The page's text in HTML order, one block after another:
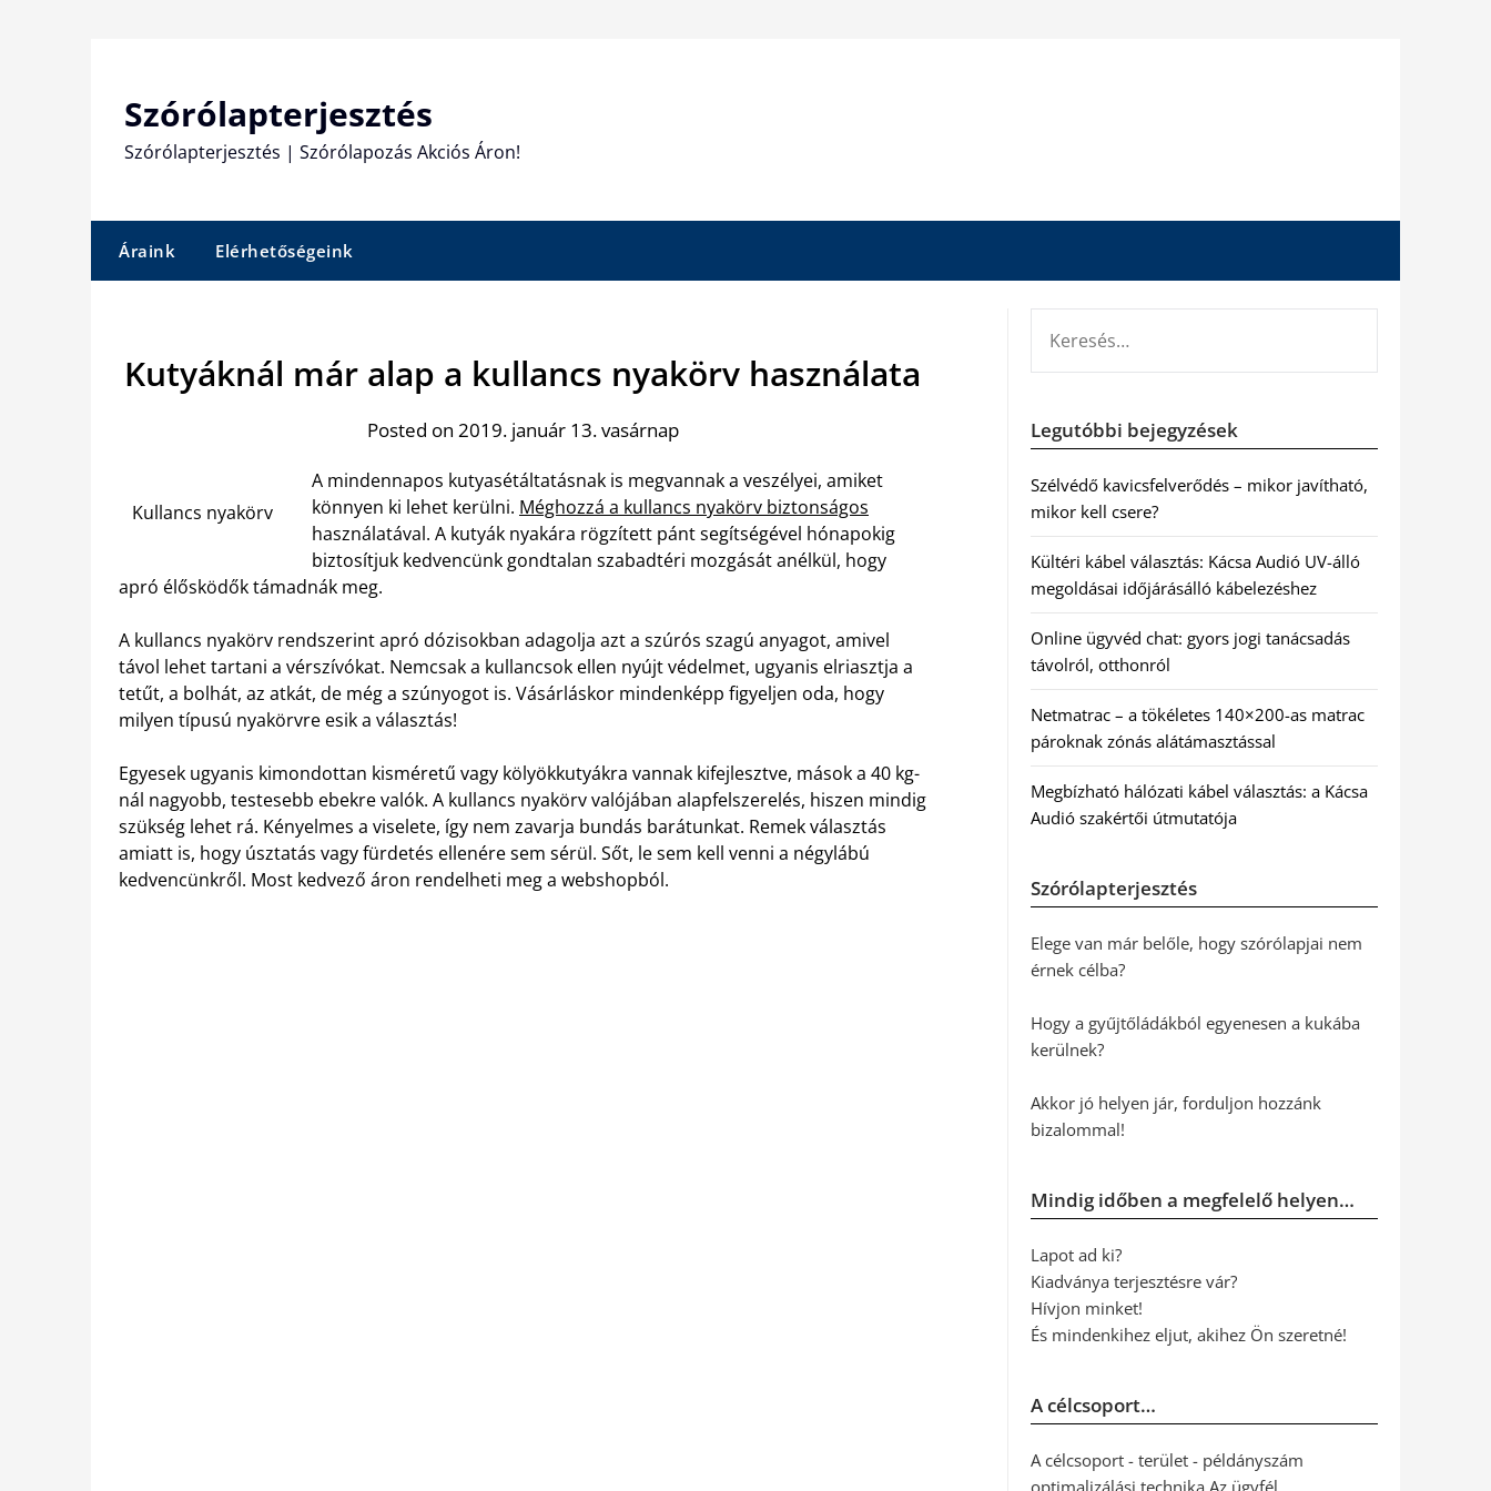
Szórólapterjesztés
Szórólapterjesztés | Szórólapozás Akciós Áron!
Áraink Elérhetőségeink
Kutyáknál már alap a kullancs nyakörv használata
Posted on 2019. január 13. vasárnap
Kullancs nyakörv
A mindennapos kutyasétáltatásnak is megvannak a veszélyei, amiket
könnyen ki lehet kerülni. Méghozzá a kullancs nyakörv biztonságos
használatával. A kutyák nyakára rögzített pánt segítségével hónapokig
biztosítjuk kedvencünk gondtalan szabadtéri mozgását anélkül, hogy
apró élősködők támadnák meg.
A kullancs nyakörv rendszerint apró dózisokban adagolja azt a szúrós szagú anyagot, amivel
távol lehet tartani a vérszívókat. Nemcsak a kullancsok ellen nyújt védelmet, ugyanis elriasztja a
tetűt, a bolhát, az atkát, de még a szúnyogot is. Vásárláskor mindenképp figyeljen oda, hogy
milyen típusú nyakörvre esik a választás!
Egyesek ugyanis kimondottan kisméretű vagy kölyökkutyákra vannak kifejlesztve, mások a 40 kg-
nál nagyobb, testesebb ebekre valók. A kullancs nyakörv valójában alapfelszerelés, hiszen mindig
szükség lehet rá. Kényelmes a viselete, így nem zavarja bundás barátunkat. Remek választás
amiatt is, hogy úsztatás vagy fürdetés ellenére sem sérül. Sőt, le sem kell venni a négylábú
kedvencünkről. Most kedvező áron rendelheti meg a webshopból.
Legutóbbi bejegyzések
Szélvédő kavicsfelverődés – mikor javítható,
mikor kell csere?
Kültéri kábel választás: Kácsa Audió UV-álló
megoldásai időjárásálló kábelezéshez
Online ügyvéd chat: gyors jogi tanácsadás
távolról, otthonról
Netmatrac – a tökéletes 140×200-as matrac
pároknak zónás alátámasztással
Megbízható hálózati kábel választás: a Kácsa
Audió szakértői útmutatója
Szórólapterjesztés
Elege van már belőle, hogy szórólapjai nem
érnek célba?
Hogy a gyűjtőládákból egyenesen a kukába
kerülnek?
Akkor jó helyen jár, forduljon hozzánk
bizalommal!
Mindig időben a megfelelő helyen…
Lapot ad ki?
Kiadványa terjesztésre vár?
Hívjon minket!
És mindenkihez eljut, akihez Ön szeretné!
A célcsoport…
A célcsoport - terület - példányszám
optimalizálási technika Az ügyfél